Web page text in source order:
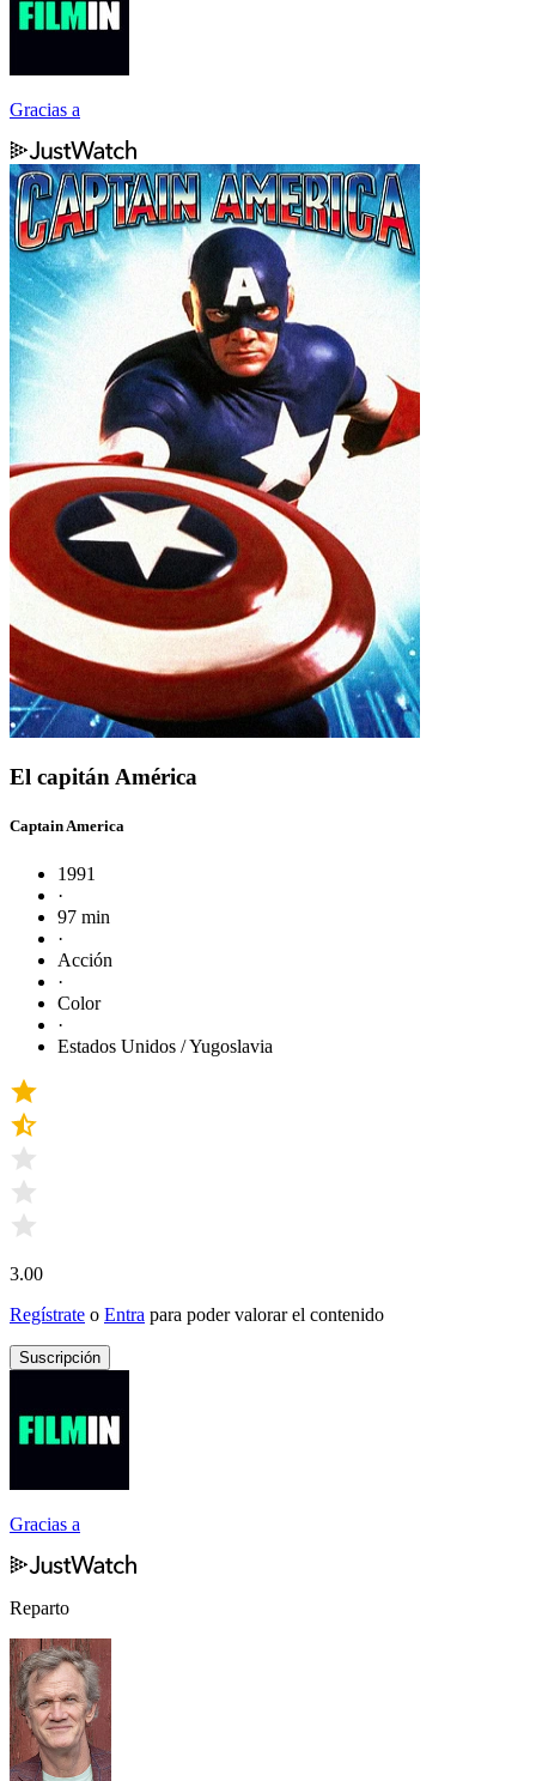
Gracias a
El capitán América
Captain America
1991
·
97 min
·
Acción
·
Color
·
Estados Unidos / Yugoslavia
3.00
Regístrate o Entra para poder valorar el contenido
Suscripción
Gracias a
Reparto